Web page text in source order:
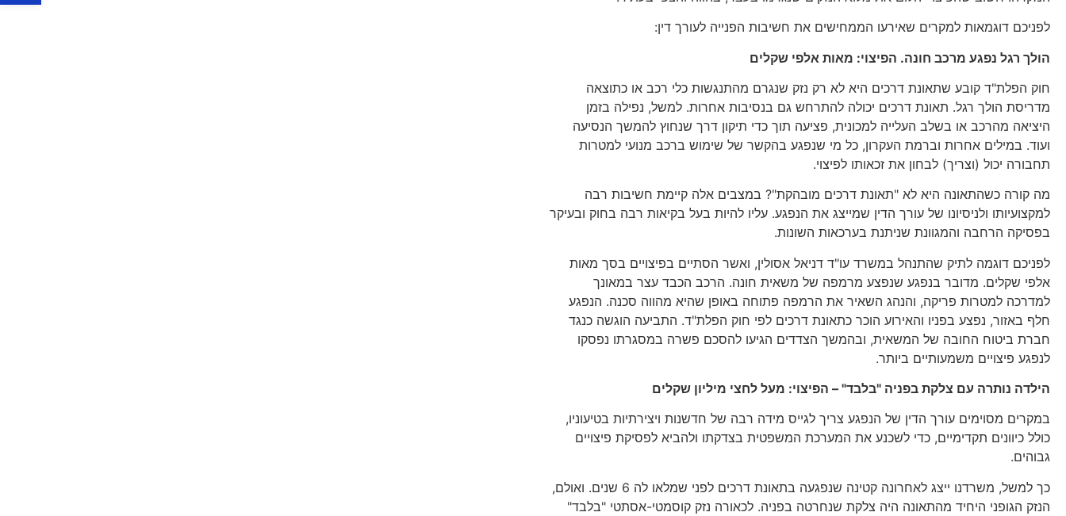
לפניכם דוגמאות למקרים שאירעו הממחישים את חשיבות הפנייה לעורך דין:
הולך רגל נפגע מרכב חונה. הפיצוי: מאות אלפי שקלים
חוק הפלת"ד קובע שתאונת דרכים היא לא רק נזק שנגרם מהתנגשות כלי רכב או כתוצאה
מדריסת הולך רגל. תאונת דרכים יכולה להתרחש גם בנסיבות אחרות. למשל, נפילה בזמן
היציאה מהרכב או בשלב העלייה למכונית, פציעה תוך כדי תיקון דרך שנחוץ להמשך הנסיעה
ועוד. במילים אחרות וברמת העקרון, כל מי שנפגע בהקשר של שימוש ברכב מנועי למטרות
תחבורה יכול (וצריך) לבחון את זכאותו לפיצוי.
מה קורה כשהתאונה היא לא "תאונת דרכים מובהקת"? במצבים אלה קיימת חשיבות רבה
למקצועיותו ולניסיונו של עורך הדין שמייצג את הנפגע. עליו להיות בעל בקיאות רבה בחוק ובעיקר
בפסיקה הרחבה והמגוונת שניתנת בערכאות השונות.
לפניכם דוגמה לתיק שהתנהל במשרד עו"ד דניאל אסולין, ואשר הסתיים בפיצויים בסך מאות
אלפי שקלים. מדובר בנפגע שנפצע מרמפה של משאית חונה. הרכב הכבד עצר במאונך
למדרכה למטרות פריקה, והנהג השאיר את הרמפה פתוחה באופן שהיא מהווה סכנה. הנפגע
חלף באזור, נפצע בפניו והאירוע הוכר כתאונת דרכים לפי חוק הפלת"ד. התביעה הוגשה כנגד
חברת ביטוח החובה של המשאית, ובהמשך הצדדים הגיעו להסכם פשרה במסגרתו נפסקו
לנפגע פיצויים משמעותיים ביותר.
הילדה נותרה עם צלקת בפניה "בלבד" – הפיצוי: מעל לחצי מיליון שקלים
במקרים מסוימים עורך הדין של הנפגע צריך לגייס מידה רבה של חדשנות ויצירתיות בטיעוניו,
כולל כיוונים תקדימיים, כדי לשכנע את המערכת המשפטית בצדקתו ולהביא לפסיקת פיצויים
גבוהים.
כך למשל, משרדנו ייצג לאחרונה קטינה שנפגעה בתאונת דרכים לפני שמלאו לה 6 שנים. ואולם,
הנזק הגופני היחיד מהתאונה היה צלקת שנחרטה בפניה. לכאורה נזק קוסמטי-אסתטי "בלבד"